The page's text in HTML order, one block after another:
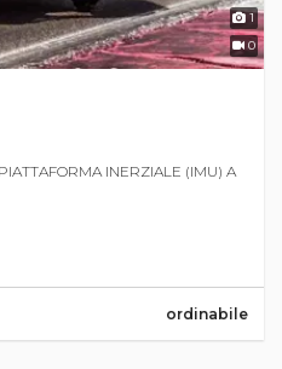
1
0
INERZIALE (IMU) A
ordinabile